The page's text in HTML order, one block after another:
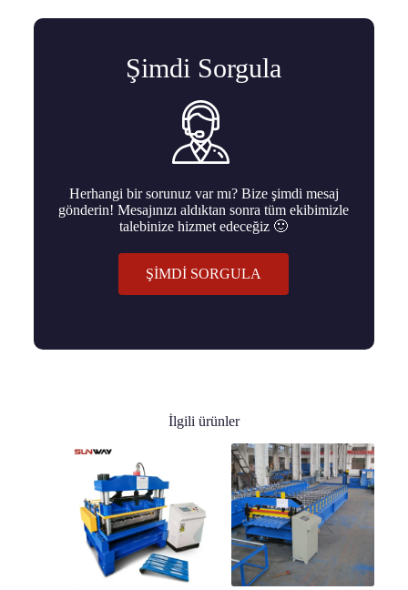
Şimdi Sorgula
Herhangi bir sorunuz var mı? Bize şimdi mesaj
gönderin! Mesajınızı aldıktan sonra tüm ekibimizle
talebinize hizmet edeceğiz 🙂
ŞIMDI SORGULA
İlgili ürünler